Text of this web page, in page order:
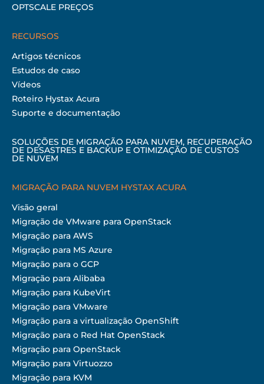
OPTSCALE PREÇOS
RECURSOS
Artigos técnicos
Estudos de caso
Vídeos
Roteiro Hystax Acura
Suporte e documentação
SOLUÇÕES DE MIGRAÇÃO PARA NUVEM, RECUPERAÇÃO
DE DESASTRES E BACKUP E OTIMIZAÇÃO DE CUSTOS
DE NUVEM
MIGRAÇÃO PARA NUVEM HYSTAX ACURA
Visão geral
Migração de VMware para OpenStack
Migração para AWS
Migração para MS Azure
Migração para o GCP
Migração para Alibaba
Migração para KubeVirt
Migração para VMware
Migração para a virtualização OpenShift
Migração para o Red Hat OpenStack
Migração para OpenStack
Migração para Virtuozzo
Migração para KVM